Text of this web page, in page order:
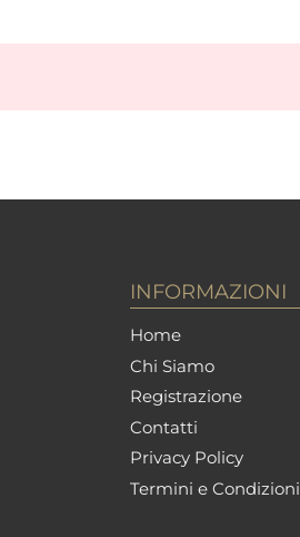
INFORMAZIONI
Home
Chi Siamo
Registrazione
Contatti
Privacy Policy
Termini e Condizioni